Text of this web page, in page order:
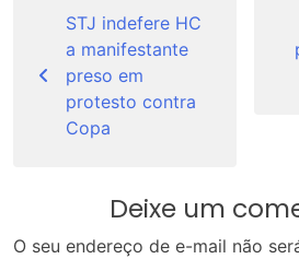
Post
STJ indefere HC
a manifestante
preso em
protesto contra
Copa
Deixe um
O seu endereço de e-mail não